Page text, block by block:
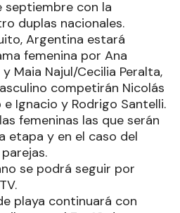
septiembre con la
duplas nacionales.
Argentina estará
femenina por Ana
Maia Najul/Cecilia Peralta,
competirán Nicolás
Ignacio y Rodrigo Santelli.
femeninas las que serán
etapa y en el caso del
se podrá seguir por
playa continuará con